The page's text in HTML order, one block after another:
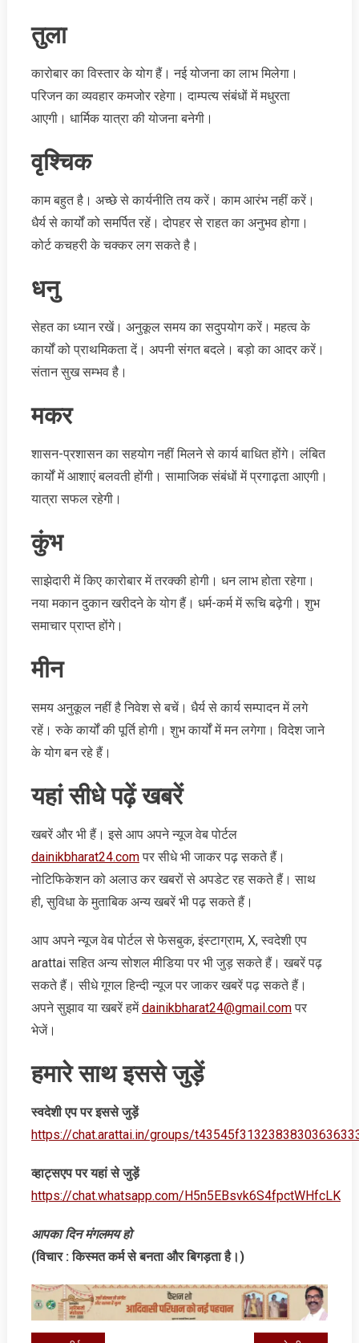
तुला
कारोबार का विस्तार के योग हैं। नई योजना का लाभ मिलेगा।
परिजन का व्यवहार कमजोर रहेगा। दाम्पत्य संबंधों में मधुरता
आएगी। धार्मिक यात्रा की योजना बनेगी।
वृश्चिक
काम बहुत है। अच्छे से कार्यनीति तय करें। काम आरंभ नहीं करें।
धैर्य से कार्यों को समर्पित रहें। दोपहर से राहत का अनुभव होगा।
कोर्ट कचहरी के चक्कर लग सकते है।
धनु
सेहत का ध्यान रखें। अनुकूल समय का सदुपयोग करें। महत्व के
कार्यों को प्राथमिकता दें। अपनी संगत बदले। बड़ो का आदर करें।
संतान सुख सम्भव है।
मकर
शासन-प्रशासन का सहयोग नहीं मिलने से कार्य बाधित होंगे। लंबित
कार्यों में आशाएं बलवती होंगी। सामाजिक संबंधों में प्रगाढ़ता आएगी।
यात्रा सफल रहेगी।
कुंभ
साझेदारी में किए कारोबार में तरक्की होगी। धन लाभ होता रहेगा।
नया मकान दुकान खरीदने के योग हैं। धर्म-कर्म में रूचि बढ़ेगी। शुभ
समाचार प्राप्त होंगे।
मीन
समय अनुकूल नहीं है निवेश से बचें। धैर्य से कार्य सम्पादन में लगे
रहें। रुके कार्यों की पूर्ति होगी। शुभ कार्यों में मन लगेगा। विदेश जाने
के योग बन रहे हैं।
यहां सीधे पढ़ें खबरें
खबरें और भी हैं। इसे आप अपने न्‍यूज वेब पोर्टल
dainikbharat24.comपर सीधे भी जाकर पढ़ सकते हैं।
नोटिफिकेशन को अलाउ कर खबरों से अपडेट रह सकते हैं। साथ
ही, सुविधा के मुताबिक अन्‍य खबरें भी पढ़ सकते हैं।
आप अपने न्‍यूज वेब पोर्टल से फेसबुक, इंस्‍टाग्राम, X, स्‍वदेशी एप
arattai सहित अन्‍य सोशल मीडिया पर भी जुड़ सकते हैं। खबरें पढ़
सकते हैं। सीधे गूगल हिन्‍दी न्‍यूज पर जाकर खबरें पढ़ सकते हैं।
अपने सुझाव या खबरें हमेंdainikbharat24@gmail.comपर
भेजें।
हमारे साथ इससे जुड़ें
स्‍वदेशी एप पर इससे जुड़ें
https://chat.arattai.in/groups/
व्‍हाट्सएप पर यहां से जुड़ें
https://chat.whatsapp.com/H5n5EBsvk6S4fpctWHfcLK
आपका दिन मंगलमय हो
(विचार : किस्‍मत कर्म से बनता और बिगड़ता है।)